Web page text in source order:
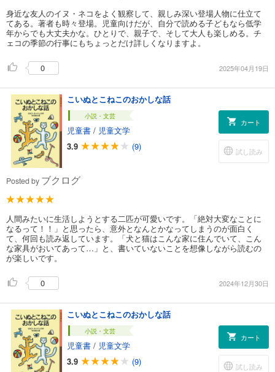
身近な友人のイヌ・ネコをよく観察して、親しみ深い登場人物に仕立て
てある。著者も時々登場。児童向けだが、自分で読める子どもなら低学
年からでも大丈夫かな。ひとりで、親子で、そして大人も楽しめる。チ
ェコの季節の行事にもちょっとだけ詳しくなりますよ。
0 2025年04月19日
こいぬとこねこのおかしな話
小説・文芸
児童書 / 児童文学
3.9
(9)
カート
試し読み
Posted by ブクログ
人間みたいに生活しようとする二匹が可愛いです。「絶対大変なことに
なるって！！」と思ったら、意外となんとかなってしまうのが面白く
て、何回も読み返しています。「犬と猫はこんな家に住んでいて、こん
な家具がおいてあって…」と、書いていないことを想像しながら読むの
が楽しいです。
0 2024年12月30日
こいぬとこねこのおかしな話
小説・文芸
児童書 / 児童文学
3.9
(9)
カート
試し読み